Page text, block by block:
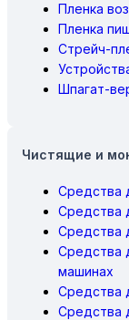
Пленка
Пленка
Стрейч-
Шпагат-
Чистящие и
Средства
Средства
Средства
Средства
машинах
Средства
Средства